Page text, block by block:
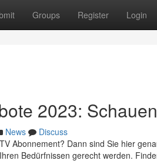
Groups Register Login
2023:
News
Discuss
Abonnement? Dann sind Sie hier
Bedürfnissen gerecht werden.